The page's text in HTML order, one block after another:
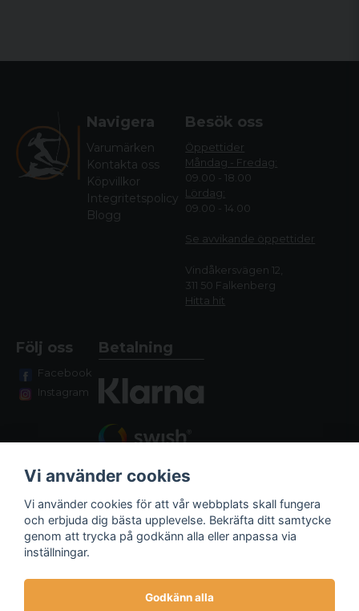
Navigera
Varumärken
Kontakta oss
Köpvillkor
Integritetspolicy
Blogg
Besök oss
Öppettider
Måndag - Fredag:
09.00 - 18.00
Lördag:
09.00 - 14.00
Se avvikande öppettider
Vindåkersvägen 12,
311 50 Falkenberg
Hitta hit
Följ oss
Facebook
Instagram
Betalning
Fraktalternativ
Vi använder cookies
Vi använder cookies för att vår webbplats skall fungera
och erbjuda dig bästa upplevelse. Bekräfta ditt samtycke
genom att trycka på godkänn alla eller anpassa via
inställningar.
Godkänn alla